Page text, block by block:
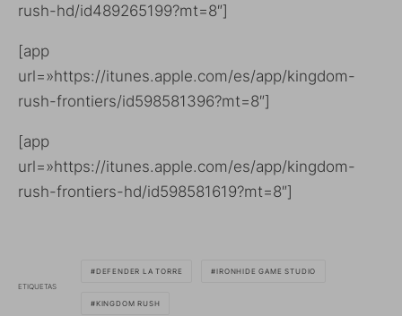
rush-hd/id489265199?mt=8″]
[app
url=»https://itunes.apple.com/es/app/kingdom-
rush-frontiers/id598581396?mt=8″]
[app
url=»https://itunes.apple.com/es/app/kingdom-
rush-frontiers-hd/id598581619?mt=8″]
ETIQUETAS
DEFENDER LA TORRE IRONHIDE GAME STUDIO
KINGDOM RUSH